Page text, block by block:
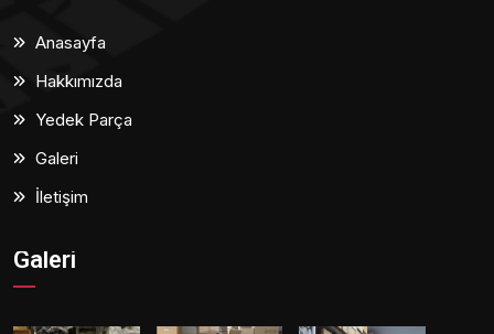
Anasayfa
Hakkımızda
Yedek Parça
Galeri
İletişim
Galeri